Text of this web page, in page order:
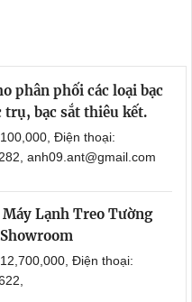
phân phối các loại bạc
trụ, bạc sắt thiêu kết.
Điện thoại:
anh09.ant@gmail.com
Lạnh Treo Tường
Điện thoại: